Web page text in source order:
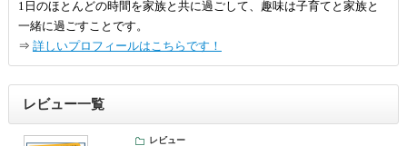
1日のほとんどの時間を家族と共に過ごして、趣味は子育てと家族と
一緒に過ごすことです。
⇒ 詳しいプロフィールはこちらです！
レビュー一覧
レビュー